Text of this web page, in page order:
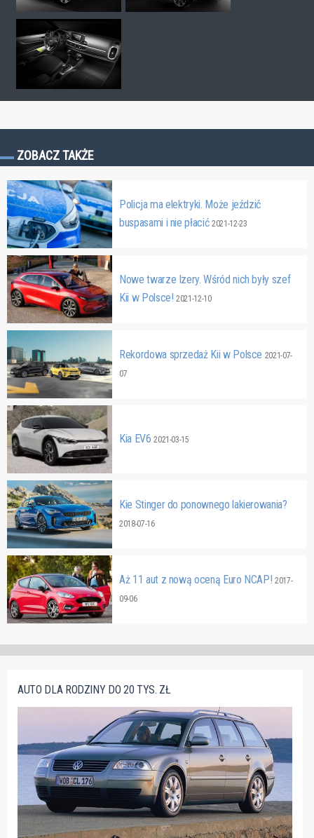
ZOBACZ TAKŻE
Policja ma elektryki. Może jeździć
buspasami i nie płacić 2021-12-23
Nowe twarze Izery. Wśród nich były szef
Kii w Polsce!2021-12-10
Rekordowa sprzedaż Kii w Polsce 2021-07-
07
Kia EV62021-03-15
Kie Stinger do ponownego lakierowania?
2018-07-16
Aż 11 aut z nową oceną Euro NCAP!2017-
09-06
AUTO DLA RODZINY DO 20 TYS. ZŁ